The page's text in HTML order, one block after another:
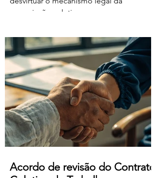
negociação coletiva ao convocar uma
organizações sindicais,
independentemente de terem requerido
negociação suplementar ou de já terem
manifestado acordo ou concordância
com o projeto de diploma. A negociação
suplementar existe para permitir o
prosseguimento das negociações
relativamente às matérias sobre as quais
subsiste desacordo. Foi es
Acordo de revisão do Contrato